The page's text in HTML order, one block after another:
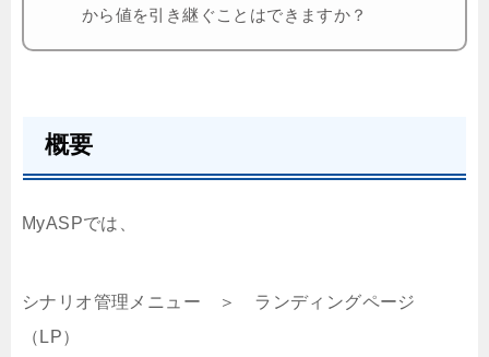
から値を引き継ぐことはできますか？
概要
MyASPでは、
シナリオ管理メニュー ＞ ランディングページ
（LP）